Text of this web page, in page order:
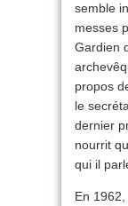
semble
messes
Gardien
propos
le
dernier
nourrit
qui il
En